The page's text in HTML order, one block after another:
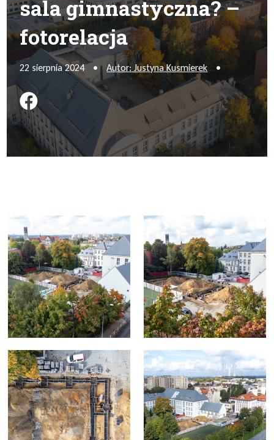
sala gimnastyczna? –
fotorelacja
22 sierpnia 2024 • Autor: Justyna Kusmierek •
Podziel się na FB